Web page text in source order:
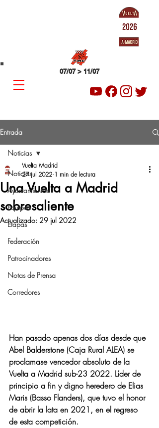
07/07 > 11/07
Entrada
Noticias
Ayuntamientos
Equipos
Etapas
Federación
Patrocinadores
Notas de Prensa
Corredores
Noticias
Una Vuelta a Madrid
sobresaliente
Vuelta Madrid
27 jul 2022 1 min de lectura
Actualizado: 29 jul 2022
Han pasado apenas dos días desde que
Abel Balderstone (Caja Rural ALEA) se
proclamase vencedor absoluto de la
Vuelta a Madrid sub-23 2022. Líder de
principio a fin y digno heredero de Elias
Maris (Basso Flanders), que tuvo el honor
de abrir la lata en 2021, en el regreso
de esta competición.